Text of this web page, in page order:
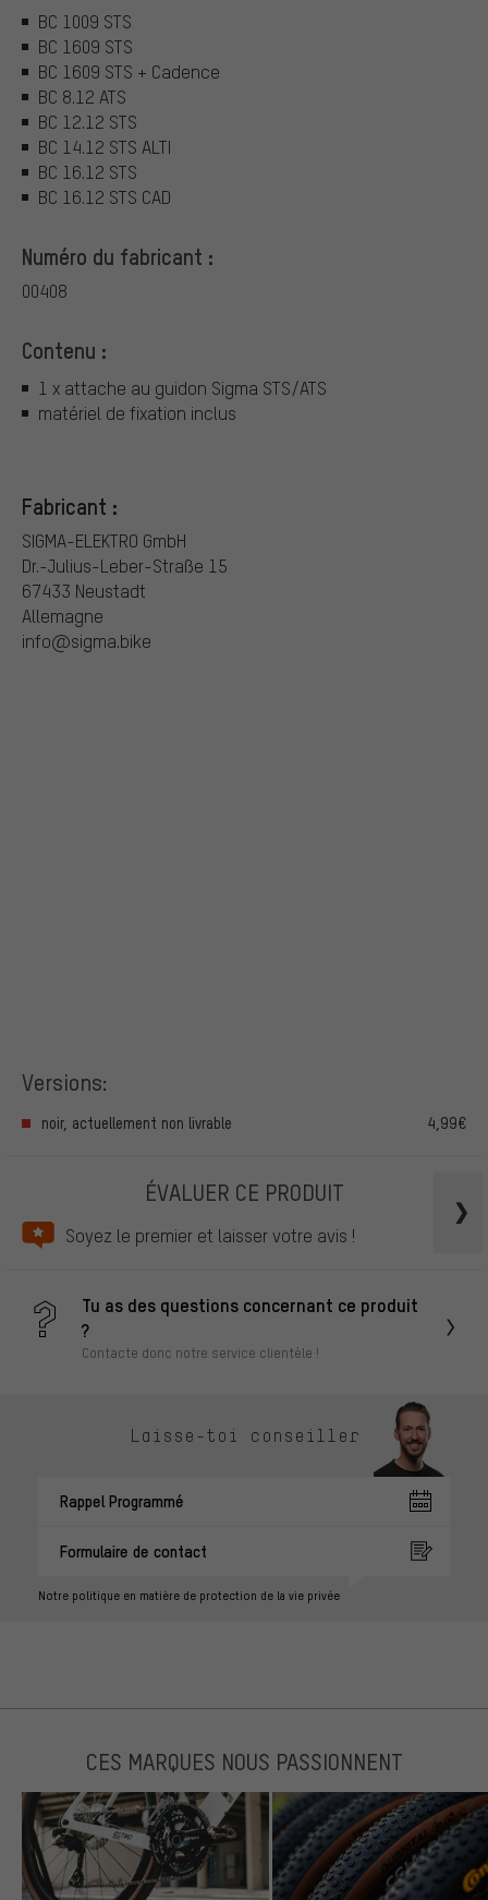
BC 1009 STS
BC 1609 STS
BC 1609 STS + Cadence
BC 8.12 ATS
BC 12.12 STS
BC 14.12 STS ALTI
BC 16.12 STS
BC 16.12 STS CAD
Numéro du fabricant :
00408
Contenu :
1 x attache au guidon Sigma STS/ATS
matériel de fixation inclus
Fabricant :
SIGMA-ELEKTRO GmbH
Dr.-Julius-Leber-Straße 15
67433 Neustadt
Allemagne
info@sigma.bike
Versions:
noir, actuellement non livrable 4,99€
ÉVALUER CE PRODUIT
Soyez le premier et laisser votre avis !
Tu as des questions concernant ce produit
?
Contacte donc notre service clientèle !
Laisse-toi conseiller
Rappel Programmé
Formulaire de contact
Notre politique en matière de protection de la vie privée
CES MARQUES NOUS PASSIONNENT